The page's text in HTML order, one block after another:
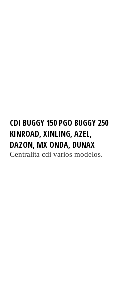
CDI BUGGY 150 PGO BUGGY 250
KINROAD, XINLING, AZEL,
DAZON, MX ONDA, DUNAX
Centralita cdi varios modelos.